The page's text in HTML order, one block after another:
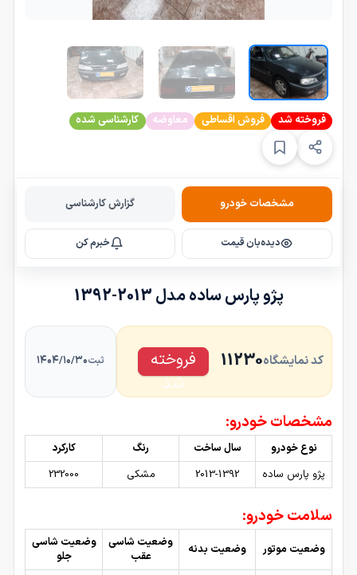
فروخته شد فروش اقساطی معاوضه کارشناسی شده
مشخصات خودرو گزارش کارشناسی
دیده‌بان قیمت خبرم کن
پژو پارس ساده مدل 2013-1392
کد نمایشگاه11230
فروخته
شد
ثبت۱۴۰۴/۱۰/۳۰
مشخصات خودرو:
نوع خودرو سال ساخت رنگ
کارکرد
پژو پارس ساده
2013-1392 مشکی 232000
سلامت خودرو:
وضعیت موتور وضعیت بدنه
وضعیت شاسی
عقب
وضعیت شاسی
جلو